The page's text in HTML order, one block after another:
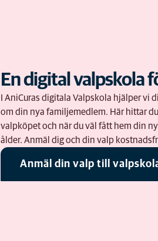
En digital valpskola
I AniCuras digitala Valpskola hjälper vi
om din nya familjemedlem. Här hittar
valpköpet och när du väl fått hem din
ålder. Anmäl dig och din valp
Anmäl din valp till